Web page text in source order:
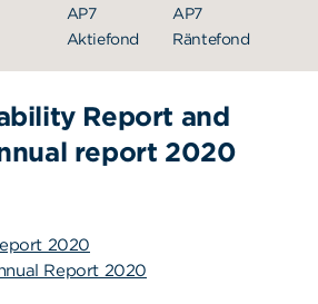
AP7
Aktiefond
AP7
Räntefond
Report and
report 2020
2020
Report 2020